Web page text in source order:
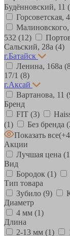
Будённовский, 11
Горсоветская,
Малиновского,
532 (12)
Сальский, 28a (4)
г.Батайск
Ленина, 168а
17/1 (8)
г.Аксай
Вартанова, 11
Бренд
FIT (3)
(1)
Без бренда
Показать все
Акции
Лучшая цена
Вид
Бородок (1)
Тип товара
Зубило (9)
Диаметр
4 мм (1)
Длина
2-13 мм (1)